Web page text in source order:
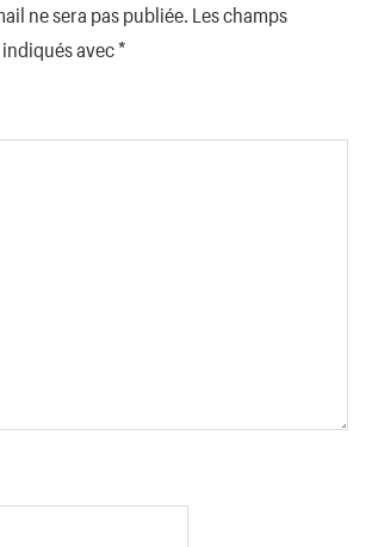
ne sera pas publiée. Les champs
avec*